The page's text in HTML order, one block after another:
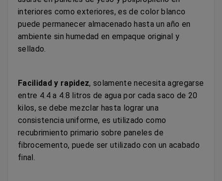
interiores como exteriores, es de color blanco
puede permanecer almacenado hasta un año en
ambiente sin humedad en empaque original y
sellado.
Facilidad y rapidez, solamente necesita agregarse
entre 4.4 a 4.8 litros de agua por cada saco de 20
kilos, se debe mezclar hasta lograr una
consistencia uniforme, es utilizado como
recubrimiento primario sobre paneles de
fibrocemento, puede ser utilizado con un acabado
final.